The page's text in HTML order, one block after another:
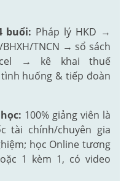
buổi: Pháp lý HKD →
TNCN → sổ sách
→ kê khai thuế
huống & tiếp đoàn
100% giảng viên là
tài chính/chuyên gia
học Online tương
1 kèm 1, có video